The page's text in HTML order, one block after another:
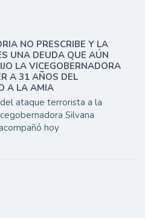
NO PRESCRIBE Y LA
UNA DEUDA QUE AÚN
LA VICEGOBERNADORA
A 31 AÑOS DEL
A LA AMIA
ataque terrorista a la
Silvana
hoy